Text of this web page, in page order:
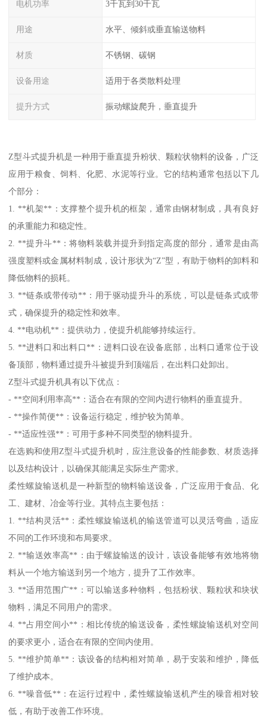
电机功率 3千瓦到30千瓦
用途 水平、倾斜或垂直输送物料
材质 不锈钢、碳钢
设备用途 适用于各类散料处理
提升方式 振动螺旋爬升，垂直提升
Z型斗式提升机是一种用于垂直提升粉状、颗粒状物料的设备，广泛
应用于粮食、饲料、化肥、水泥等行业。它的结构通常包括以下几
个部分：
1. **机架**：支撑整个提升机的框架，通常由钢材制成，具有良好
的承重能力和稳定性。
2. **提升斗**：将物料装载并提升到指定高度的部分，通常是由高
强度塑料或金属材料制成，设计形状为“Z”型，有助于物料的卸料和
降低物料的损耗。
3. **链条或带传动**：用于驱动提升斗的系统，可以是链条式或带
式，确保提升的稳定性和效率。
4. **电动机**：提供动力，使提升机能够持续运行。
5. **进料口和出料口**：进料口设在设备底部，出料口通常位于设
备顶部，物料通过提升斗被提升到顶端后，在出料口处卸出。
Z型斗式提升机具有以下优点：
- **空间利用率高**：适合在有限的空间内进行物料的垂直提升。
- **操作简便**：设备运行稳定，维护较为简单。
- **适应性强**：可用于多种不同类型的物料提升。
在选购和使用Z型斗式提升机时，应注意设备的性能参数、材质选择
以及结构设计，以确保其能满足实际生产需求。
柔性螺旋输送机是一种新型的物料输送设备，广泛应用于食品、化
工、建材、冶金等行业。其特点主要包括：
1. **结构灵活**：柔性螺旋输送机的输送管道可以灵活弯曲，适应
不同的工作环境和布局要求。
2. **输送效率高**：由于螺旋输送的设计，该设备能够有效地将物
料从一个地方输送到另一个地方，提升了工作效率。
3. **适用范围广**：可以输送多种物料，包括粉状、颗粒状和块状
物料，满足不同用户的需求。
4. **占用空间小**：相比传统的输送设备，柔性螺旋输送机对空间
的要求更小，适合在有限的空间内使用。
5. **维护简单**：该设备的结构相对简单，易于安装和维护，降低
了维护成本。
6. **噪音低**：在运行过程中，柔性螺旋输送机产生的噪音相对较
低，有助于改善工作环境。